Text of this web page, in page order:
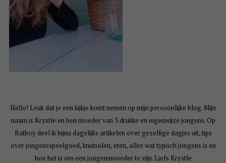
Hallo! Leuk dat je een kijkje komt nemen op mijn persoonlijke blog. Mijn
naam is Krystle en ben moeder van 3 drukke en eigenwijze jongens. Op
Batboy deel ik bijna dagelijks artikelen over gezellige dagjes uit, tips
over jongensspeelgoed, knutselen, eten, alles wat typisch jongens is en
hoe het is om een jongensmoeder te zijn. Liefs Krystle